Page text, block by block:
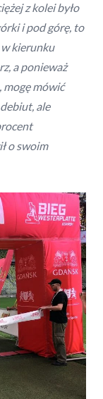
z kolei było
i pod górę, to
w kierunku
a ponieważ
mogę mówić
ale
o swoim